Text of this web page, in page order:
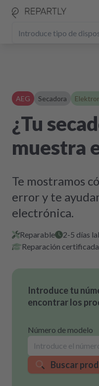
AEG Secadora
¿Tu
muestra
Te mostramos
error y te
electrónica.
Reparable
2-5 días
Reparación certificada
Introduce tu
encontrar los
Número de modelo
Buscar